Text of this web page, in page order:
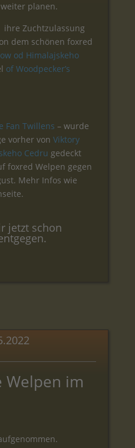
weiter planen.
ihre Zuchtzulassung
dem schönen foxred
od Himalajskeho
of Woodpecker’s
Fan Twillens – wurde
vorher von Viktory
Cedru gedeckt
foxred Welpen gegen
Mehr Infos wie
jetzt schon
Welpen im